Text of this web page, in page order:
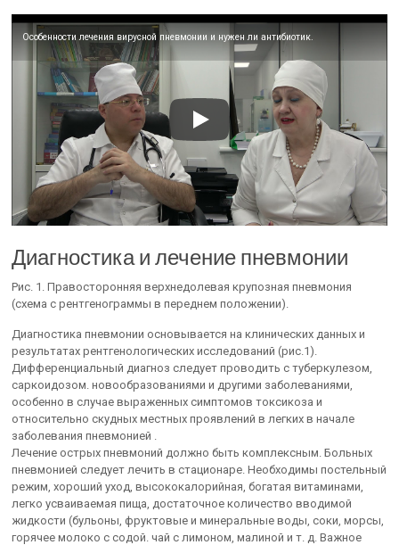
Особенности лечения вирусной пневмонии и нужен ли антибиотик.
Диагностика и лечение пневмонии
Рис. 1. Правосторонняя верхнедолевая крупозная пневмония
(схема с рентгенограммы в переднем положении).
Диагностика пневмонии основывается на клинических данных и
результатах рентгенологических исследований (рис.1).
Дифференциальный диагноз следует проводить с туберкулезом,
саркоидозом. новообразованиями и другими заболеваниями,
особенно в случае выраженных симптомов токсикоза и
относительно скудных местных проявлений в легких в начале
заболевания пневмонией .
Лечение острых пневмоний должно быть комплексным. Больных
пневмонией следует лечить в стационаре. Необходимы постельный
режим, хороший уход, высококалорийная, богатая витаминами,
легко усваиваемая пища, достаточное количество вводимой
жидкости (бульоны, фруктовые и минеральные воды, соки, морсы,
горячее молоко с содой. чай с лимоном, малиной и т. д. Важное